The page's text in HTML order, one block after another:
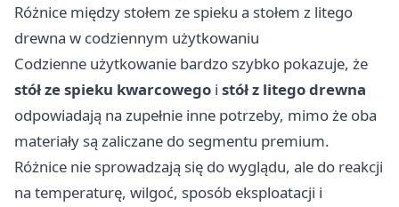
Różnice między stołem ze spieku a stołem z litego
drewna w codziennym użytkowaniu
Codzienne użytkowanie bardzo szybko pokazuje, że
stół ze spieku kwarcowego i stół z litego drewna
odpowiadają na zupełnie inne potrzeby, mimo że oba
materiały są zaliczane do segmentu premium.
Różnice nie sprowadzają się do wyglądu, ale do reakcji
na temperaturę, wilgoć, sposób eksploatacji i